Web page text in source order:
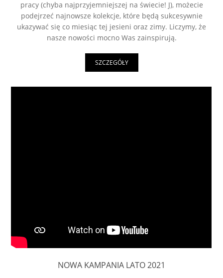
pracy (chyba najprzyjemniejszej na świecie! J), możecie
podejrzeć najnowsze kolekcje, które będą sukcesywnie
ukazywać się co miesiąc tej jesieni oraz zimy. Liczymy, że
nasze nowości mocno Was zainspirują.
SZCZEGÓŁY
NOWA KAMPANIA LATO 2021